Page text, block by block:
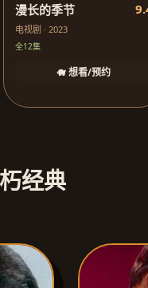
漫长的季节
电视剧 · 2023
全12集
🐗 想看/预约
经典